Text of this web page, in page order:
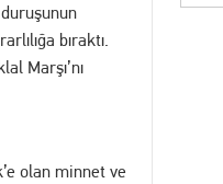
serbest bırakıldı
bıraktı.
Marşı’nı
olan minnet ve